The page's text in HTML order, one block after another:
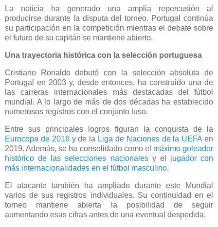
La noticia ha generado una amplia repercusión al
producirse durante la disputa del torneo. Portugal continúa
su participación en la competición mientras el debate sobre
el futuro de su capitán se mantiene abierto.
Una trayectoria histórica con la selección portuguesa
Cristiano Ronaldo debutó con la selección absoluta de
Portugal en 2003 y, desde entonces, ha construido una de
las carreras internacionales más destacadas del fútbol
mundial. A lo largo de más de dos décadas ha establecido
numerosos registros con el conjunto luso.
Entre sus principales logros figuran la conquista de la
Eurocopa de 2016y de la Liga de Naciones de la UEFA en
2019. Además, se ha consolidado como el máximo goleador
histórico de las selecciones nacionalesy el jugador con
más internacionalidades en el fútbol masculino.
El atacante también ha ampliado durante este Mundial
varios de sus registros individuales. Su continuidad en el
torneo mantiene abierta la posibilidad de seguir
aumentando esas cifras antes de una eventual despedida.